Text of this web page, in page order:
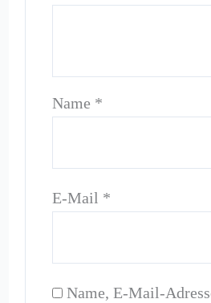
Name *
E-Mail *
Name, E-Mail-